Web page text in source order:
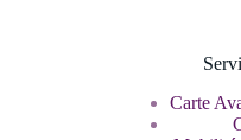
Carte